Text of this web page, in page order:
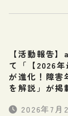
【活動報告
て「【2026
が進化！障害
を解説」が掲
2026年7月